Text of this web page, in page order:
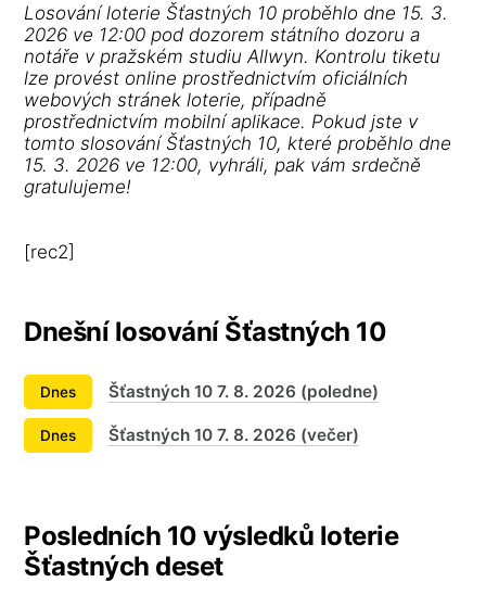
Losování loterie Šťastných 10 proběhlo dne 15. 3.
2026 ve 12:00 pod dozorem státního dozoru a
notáře v pražském studiu Allwyn. Kontrolu tiketu
lze provést online prostřednictvím oficiálních
webových stránek loterie, případně
prostřednictvím mobilní aplikace. Pokud jste v
tomto slosování Šťastných 10, které proběhlo dne
15. 3. 2026 ve 12:00, vyhráli, pak vám srdečně
gratulujeme!
[rec2]
Dnešní losování Šťastných 10
Dnes Šťastných 10 7. 8. 2026 (poledne)
Dnes Šťastných 10 7. 8. 2026 (večer)
Posledních 10 výsledků loterie
Šťastných deset